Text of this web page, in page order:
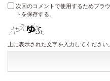
次回のコメントで使用するためブラ
トを保存する。
上に表示された文字を入力してください。